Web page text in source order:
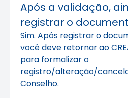
Após a validação,
registrar o
Sim. Após registrar o
você deve retornar ao
para formalizar o
registro/alteração/
Conselho.